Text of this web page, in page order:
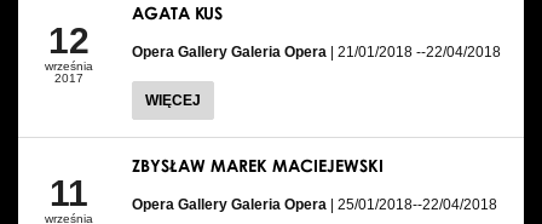
12
września
2017
AGATA KUS
Opera Gallery Galeria Opera | 21/01/2018 --22/04/2018
WIĘCEJ
11
września
ZBYSŁAW MAREK MACIEJEWSKI
Opera Gallery Galeria Opera | 25/01/2018--22/04/2018